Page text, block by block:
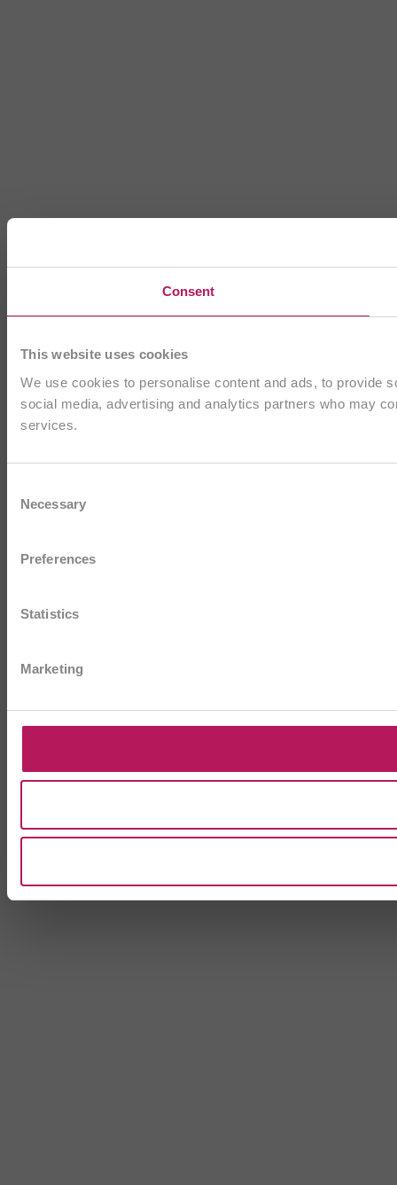
Consent
This website uses cookies
We use cookies to personalise content and ads, to provide
social media, advertising and analytics partners who may
services.
Selection
Necessary
Preferences
Statistics
Marketing